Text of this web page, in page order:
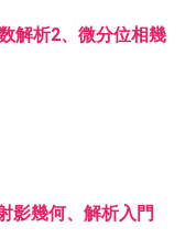
解析2、微分位相幾
影幾何、解析入門